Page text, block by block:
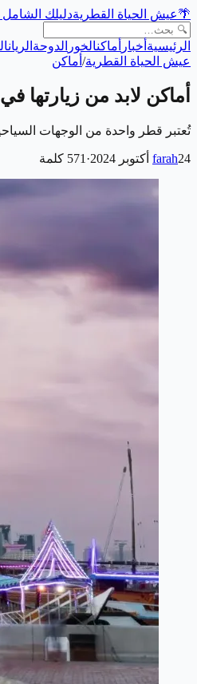
🌴عيش الحياة القطريةدليلك الشامل
الرئيسية أخبار أماكنالخور الدوحة الريان
عيش الحياة القطرية/ أماكن
أماكن لابد من زيارتها
تُعتبر قطر واحدة من الوجهات
farah24 أكتوبر 2024 ·
571 كلمة